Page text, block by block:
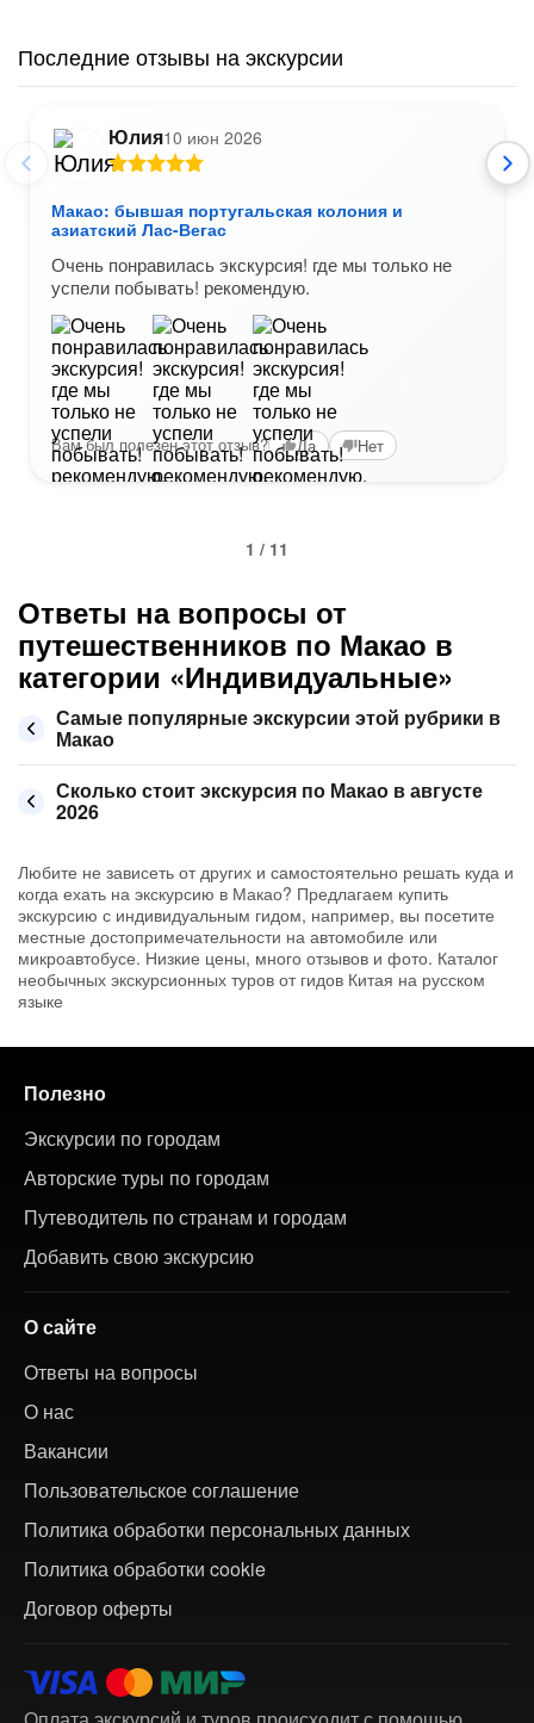
Последние отзывы на экскурсии
Юлия10 июн 2026
Макао: бывшая португальская колония и
азиатский Лас-Вегас
Очень понравилась экскурсия! где мы только не
успели побывать! рекомендую.
Вам был полезен этот отзыв? Да Нет
1 / 11
Ответы на вопросы от
путешественников по Макао в
категории «Индивидуальные»
Самые популярные экскурсии этой рубрики в
Макао
Сколько стоит экскурсия по Макао в августе
2026
Любите не зависеть от других и самостоятельно решать куда и
когда ехать на экскурсию в Макао? Предлагаем купить
экскурсию с индивидуальным гидом, например, вы посетите
местные достопримечательности на автомобиле или
микроавтобусе. Низкие цены, много отзывов и фото. Каталог
необычных экскурсионных туров от гидов Китая на русском
языке
Полезно
Экскурсии по городам
Авторские туры по городам
Путеводитель по странам и городам
Добавить свою экскурсию
О сайте
Ответы на вопросы
О нас
Вакансии
Пользовательское соглашение
Политика обработки персональных данных
Политика обработки cookie
Договор оферты